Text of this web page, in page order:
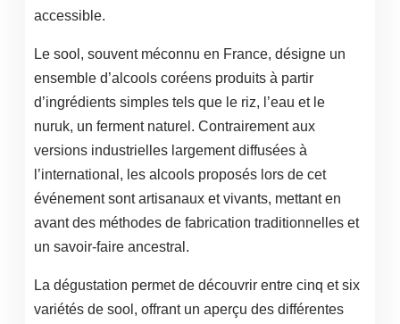
accessible.
Le sool, souvent méconnu en France, désigne un
ensemble d’alcools coréens produits à partir
d’ingrédients simples tels que le riz, l’eau et le
nuruk, un ferment naturel. Contrairement aux
versions industrielles largement diffusées à
l’international, les alcools proposés lors de cet
événement sont artisanaux et vivants, mettant en
avant des méthodes de fabrication traditionnelles et
un savoir-faire ancestral.
La dégustation permet de découvrir entre cinq et six
variétés de sool, offrant un aperçu des différentes